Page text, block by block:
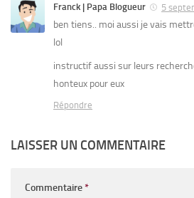
Franck | Papa Blogueur 5
ben tiens.. moi aussi je vais
lol
instructif aussi sur leurs
honteux pour eux
Répondre
LAISSER UN COMMENTAIRE
Commentaire*